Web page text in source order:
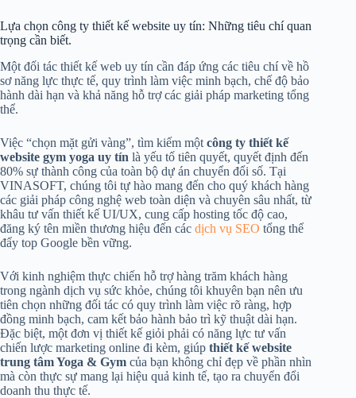
Lựa chọn công ty thiết kế website uy tín: Những tiêu chí quan
trọng cần biết.
Một đối tác thiết kế web uy tín cần đáp ứng các tiêu chí về hồ
sơ năng lực thực tế, quy trình làm việc minh bạch, chế độ bảo
hành dài hạn và khả năng hỗ trợ các giải pháp marketing tổng
thể.
Việc “chọn mặt gửi vàng”, tìm kiếm một công ty thiết kế
website gym yoga uy tín là yếu tố tiên quyết, quyết định đến
80% sự thành công của toàn bộ dự án chuyển đổi số. Tại
VINASOFT, chúng tôi tự hào mang đến cho quý khách hàng
các giải pháp công nghệ web toàn diện và chuyên sâu nhất, từ
khâu tư vấn thiết kế UI/UX, cung cấp hosting tốc độ cao,
đăng ký tên miền thương hiệu đến các dịch vụ SEO tổng thể
đẩy top Google bền vững.
Với kinh nghiệm thực chiến hỗ trợ hàng trăm khách hàng
trong ngành dịch vụ sức khỏe, chúng tôi khuyên bạn nên ưu
tiên chọn những đối tác có quy trình làm việc rõ ràng, hợp
đồng minh bạch, cam kết bảo hành bảo trì kỹ thuật dài hạn.
Đặc biệt, một đơn vị thiết kế giỏi phải có năng lực tư vấn
chiến lược marketing online đi kèm, giúp thiết kế website
trung tâm Yoga & Gym của bạn không chỉ đẹp về phần nhìn
mà còn thực sự mang lại hiệu quả kinh tế, tạo ra chuyển đổi
doanh thu thực tế.